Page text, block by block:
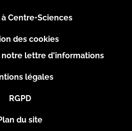
Centre•Sciences
des cookies
notre lettre d'informations
légales
RGPD
du site